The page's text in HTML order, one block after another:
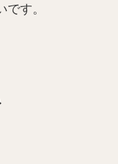
す。